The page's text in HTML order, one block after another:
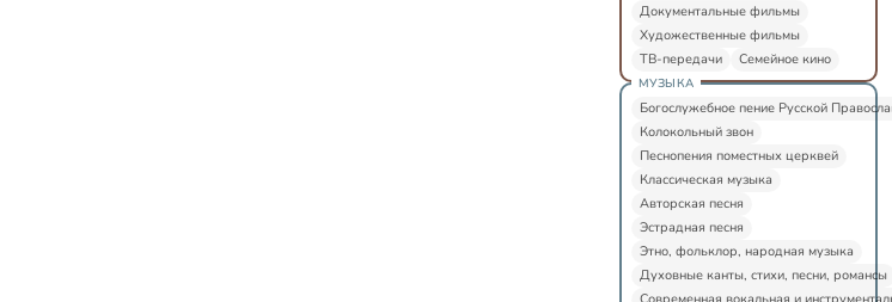
Документальные фильмы
Художественные фильмы
ТВ-передачи
Семейное кино
МУЗЫКА
Богослужебное пение Русской
Колокольный звон
Песнопения поместных церквей
Классическая музыка
Авторская песня
Эстрадная песня
Этно, фольклор, народная музыка
Духовные канты, стихи, песни, романсы
Современная вокальная и